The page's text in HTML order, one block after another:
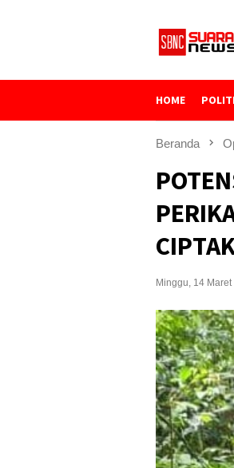
HOME
Beranda
Minggu, 14